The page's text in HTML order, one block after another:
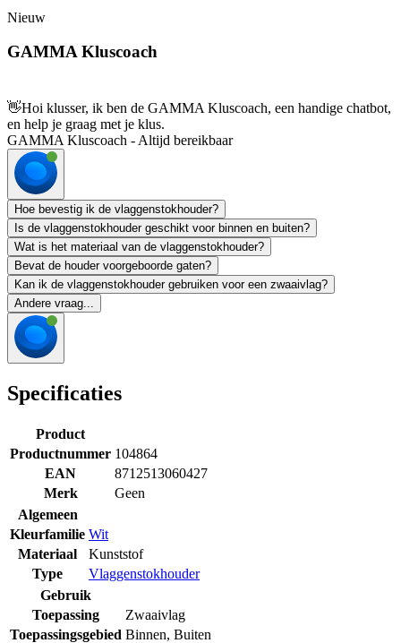
Nieuw
GAMMA Kluscoach
👋Hoi klusser, ik ben de GAMMA Kluscoach, een handige chatbot,
en help je graag met je klus.
GAMMA Kluscoach - Altijd bereikbaar
Hoe bevestig ik de vlaggenstokhouder?
Is de vlaggenstokhouder geschikt voor binnen en buiten?
Wat is het materiaal van de vlaggenstokhouder?
Bevat de houder voorgeboorde gaten?
Kan ik de vlaggenstokhouder gebruiken voor een zwaaivlag?
Andere vraag...
Specificaties
Product
Productnummer 104864
EAN
8712513060427
Merk
Geen
Algemeen
Kleurfamilie Wit
Materiaal
Kunststof
Type
Vlaggenstokhouder
Gebruik
Toepassing
Zwaaivlag
Toepassingsgebied Binnen, Buiten